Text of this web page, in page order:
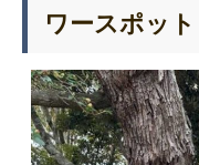
ワースポット